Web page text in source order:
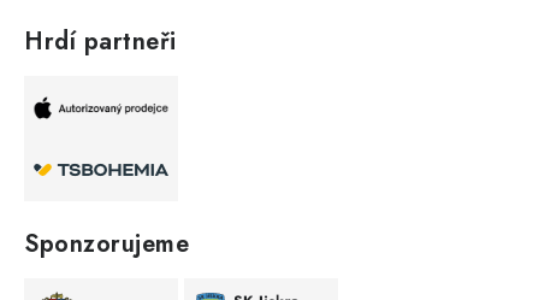
Hrdí partneři
Sponzorujeme